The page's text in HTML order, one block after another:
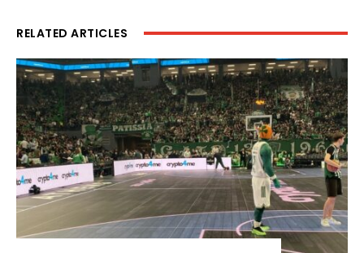
RELATED ARTICLES